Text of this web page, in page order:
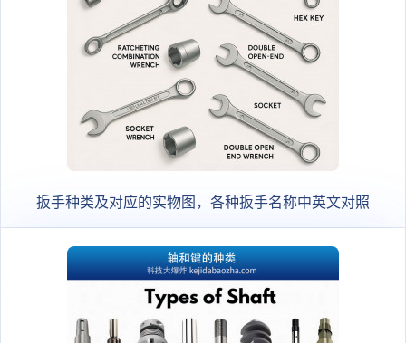
扳手种类及对应的实物图，各种扳手名称中英文对照